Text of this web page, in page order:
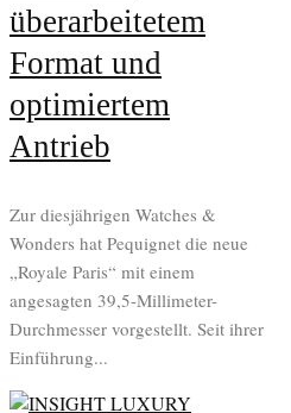
überarbeitetem
Format und
optimiertem
Antrieb
Zur diesjährigen Watches &
Wonders hat Pequignet die neue
„Royale Paris“ mit einem
angesagten 39,5-Millimeter-
Durchmesser vorgestellt. Seit ihrer
Einführung...